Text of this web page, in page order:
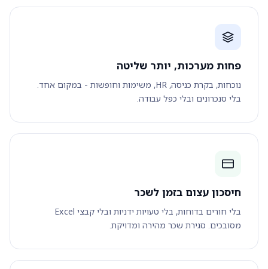
פחות מערכות, יותר שליטה
נוכחות, בקרת כניסה, HR, משימות וחופשות - במקום אחד.
בלי סנכרונים ובלי כפל עבודה.
חיסכון עצום בזמן לשכר
בלי חורים בדוחות, בלי טעויות ידניות ובלי קבצי Excel
מסובכים. סגירת שכר מהירה ומדויקת.